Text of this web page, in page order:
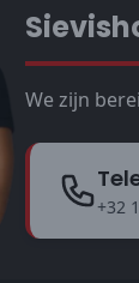
We zijn
+32